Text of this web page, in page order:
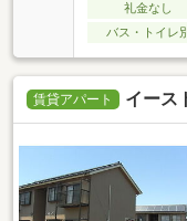
礼金なし
バス・トイレ別
賃貸アパート イース